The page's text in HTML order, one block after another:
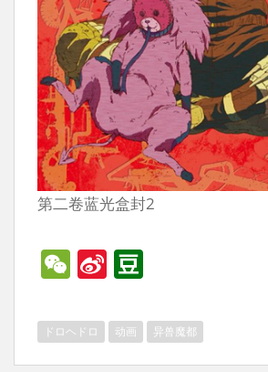
第二卷蓝光盒封2
W
C
h
Si
a
W
u
b
ドロヘドロ 动画 异兽魔都